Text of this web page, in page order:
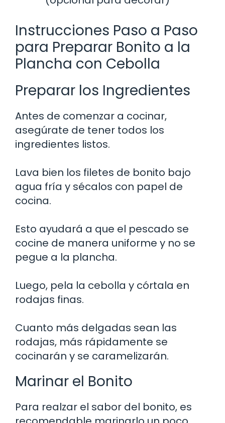
Instrucciones Paso a Paso
para Preparar Bonito a la
Plancha con Cebolla
Preparar los Ingredientes
Antes de comenzar a cocinar,
asegúrate de tener todos los
ingredientes listos.
Lava bien los filetes de bonito bajo
agua fría y sécalos con papel de
cocina.
Esto ayudará a que el pescado se
cocine de manera uniforme y no se
pegue a la plancha.
Luego, pela la cebolla y córtala en
rodajas finas.
Cuanto más delgadas sean las
rodajas, más rápidamente se
cocinarán y se caramelizarán.
Marinar el Bonito
Para realzar el sabor del bonito, es